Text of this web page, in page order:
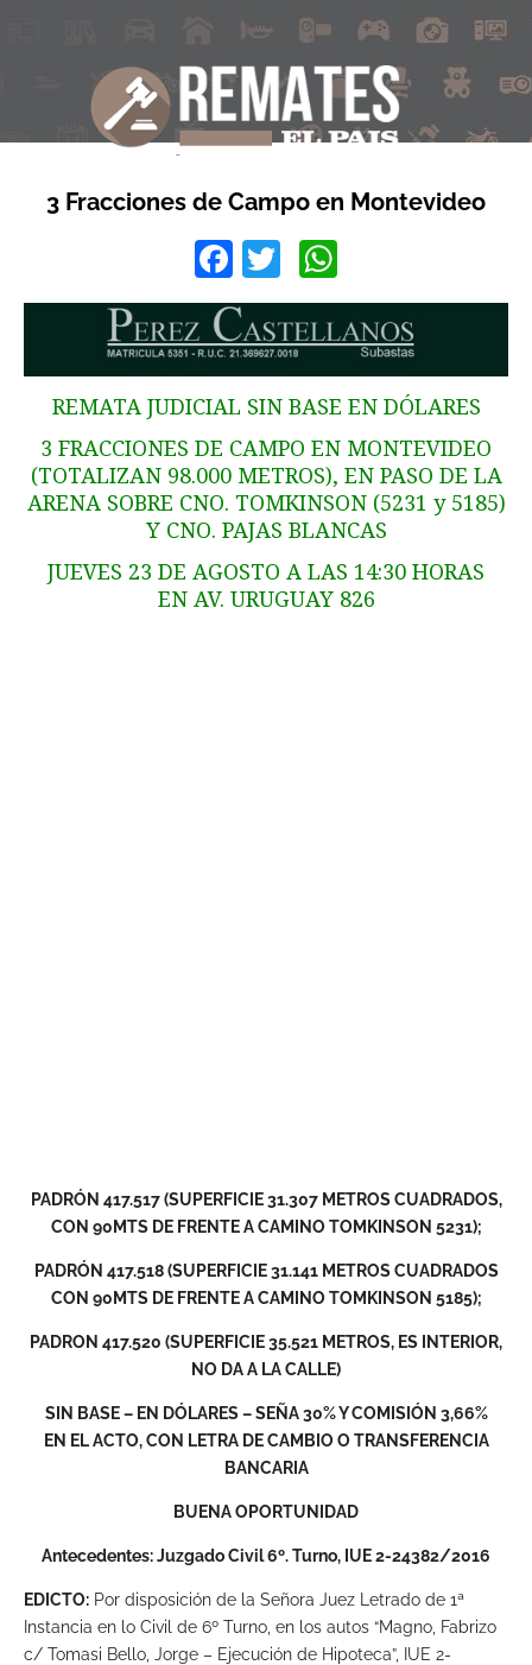
3 Fracciones de Campo en Montevideo
Facebook
Twitter
REMATA JUDICIAL SIN BASE EN DÓLARES
3 FRACCIONES DE CAMPO EN MONTEVIDEO
(TOTALIZAN 98.000 METROS), EN PASO DE LA
ARENA SOBRE CNO. TOMKINSON (5231 y 5185)
Y CNO. PAJAS BLANCAS
JUEVES 23 DE AGOSTO A LAS 14:30 HORAS
EN AV. URUGUAY 826
PADRÓN 417.517 (SUPERFICIE 31.307 METROS CUADRADOS,
CON 90MTS DE FRENTE A CAMINO TOMKINSON 5231);
PADRÓN 417.518 (SUPERFICIE 31.141 METROS CUADRADOS
CON 90MTS DE FRENTE A CAMINO TOMKINSON 5185);
PADRON 417.520 (SUPERFICIE 35.521 METROS, ES INTERIOR,
NO DA A LA CALLE)
SIN BASE – EN DÓLARES – SEÑA 30% Y COMISIÓN 3,66%
EN EL ACTO, CON LETRA DE CAMBIO O TRANSFERENCIA
BANCARIA
BUENA OPORTUNIDAD
Antecedentes: Juzgado Civil 6º. Turno, IUE 2-24382/2016
EDICTO: Por disposición de la Señora Juez Letrado de 1ª
Instancia en lo Civil de 6º Turno, en los autos “Magno, Fabrizo
c/ Tomasi Bello, Jorge – Ejecución de Hipoteca”, IUE 2-